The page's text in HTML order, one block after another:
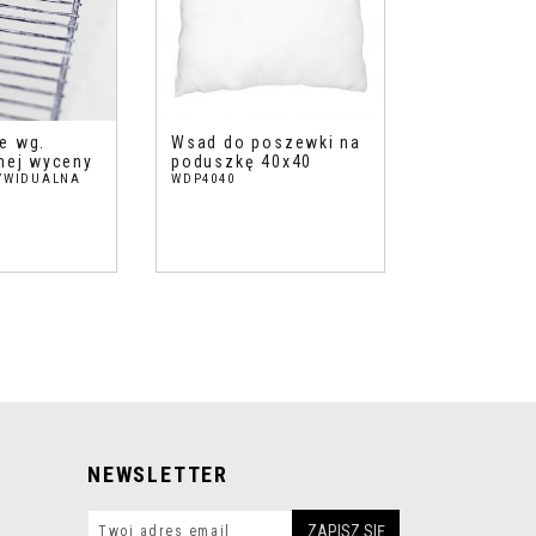
wg.
wyceny
Wsad do poszewki na
poduszkę 40x40
WDP4040
NEWSLETTER